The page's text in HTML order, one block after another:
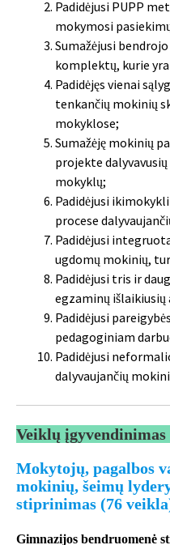
Padidėjusi PUPP
mokymosi
Sumažėjusi
komplektų, kurie
Padidėjęs vienai
tenkančių mokinių
mokyklose;
Sumažėję mokinių
projekte
mokyklų;
Padidėjusi
procese
Padidėjusi
ugdomų mokinių,
Padidėjusi tris ir
egzaminų
Padidėjusi
pedagoginiam
Padidėjusi
dalyvaujančių
Veiklų įgyvendinimas
Mokytojų, pagalbos
mokinių, šeimų
stiprinimas (76
Gimnazijos bendruomenė